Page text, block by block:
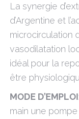
La synergie
d’Argentine et
microcirculation
vasodilatation
idéal pour la
être
MODE
main une